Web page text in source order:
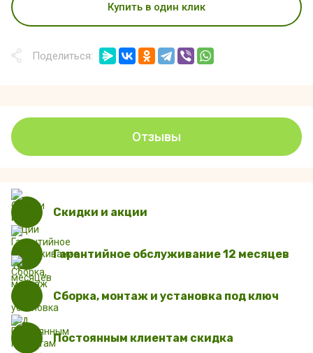
Купить в один клик
Поделиться:
Отзывы
Скидки и акции
Гарантийное обслуживание 12 месяцев
Сборка, монтаж и установка под ключ
Постоянным клиентам скидка